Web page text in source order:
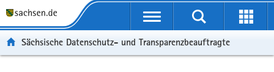
ttp
t
Sächsische Datenschutz- und Transparenzbeauftragte